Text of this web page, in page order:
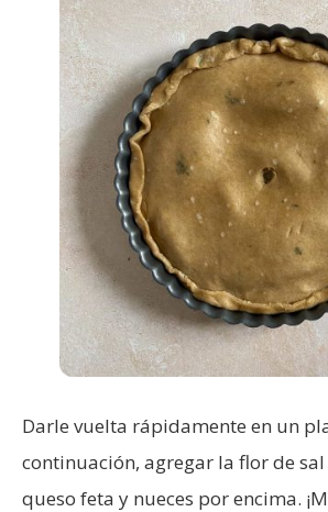
Darle vuelta rápidamente en un
continuación, agregar la flor de
queso feta y nueces por encima.